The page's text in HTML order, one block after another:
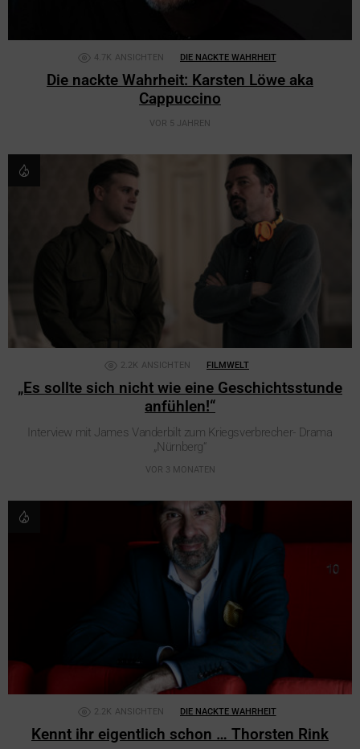
4.7K ANSICHTEN DIE NACKTE WAHRHEIT
Die nackte Wahrheit: Karsten Löwe aka
Cappuccino
VOR 5 JAHREN
2.2K ANSICHTEN FILMWELT
„Es sollte sich nicht wie eine Geschichtsstunde
anfühlen!“
Interview mit James Vanderbilt zum Kriegsverbrecher- Drama
„Nürnberg“
VOR 3 MONATEN
2.2K ANSICHTEN DIE NACKTE WAHRHEIT
Kennt ihr eigentlich schon … Thorsten Rink